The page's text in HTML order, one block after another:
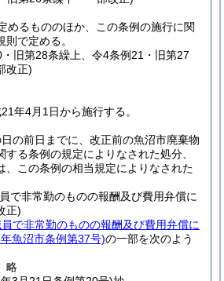
めるもののほか、この条例の施行に関
則で定める。
旧第28条繰上、令4条例21・旧第27
改正)
年4月1日から施行する。
の前日までに、改正前の魚沼市廃棄物
る条例の規定によりなされた処分、
、この条例の相当規定によりなされた
で非常勤のものの報酬及び費用弁償に
正)
で非常勤のものの報酬及び費用弁償に
魚沼市条例第37号)の一部を次のよう
略